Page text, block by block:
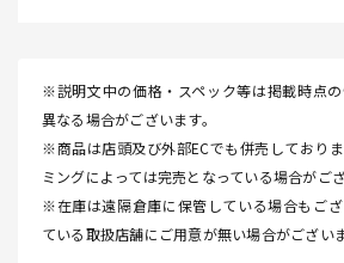
※説明文中の価格・スペック等は掲載時点
異なる場合がございます。
※商品は店頭及び外部ECでも併売しており
ミングによっては完売となっている場合がござ
※在庫は遠隔倉庫に保管している場合もご
ている取扱店舗にご用意が無い場合がございま